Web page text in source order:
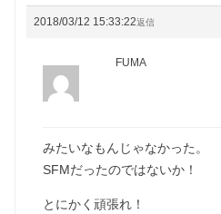
2018/03/12 15:33:22返信
FUMA
みたいなもんじゃなかった。
SFMだったのではないか！
とにかく頑張れ！